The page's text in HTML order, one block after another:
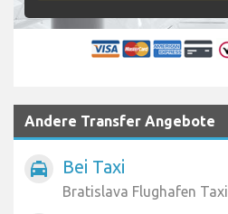
Andere Transfer Angebote
local_taxi Bei Taxi
Bratislava Flughafen Taxi